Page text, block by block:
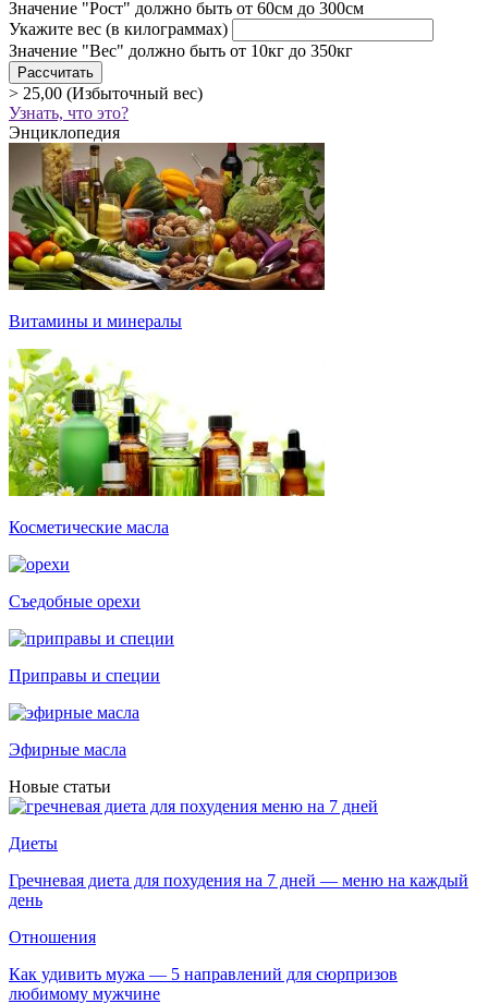
Значение "Рост" должно быть от 60см до 300см
Укажите вес (в килограммах)
Значение "Вес" должно быть от 10кг до 350кг
> 25,00 (Избыточный вес)
Узнать, что это?
Энциклопедия
Витамины и минералы
Косметические масла
Съедобные орехи
Приправы и специи
Эфирные масла
Новые статьи
Диеты
Гречневая диета для похудения на 7 дней — меню на каждый
день
Отношения
Как удивить мужа — 5 направлений для сюрпризов
любимому мужчине